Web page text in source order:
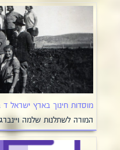
מוסדות חינוך בארץ ישראל ד
המורה לשתלנות שלמה